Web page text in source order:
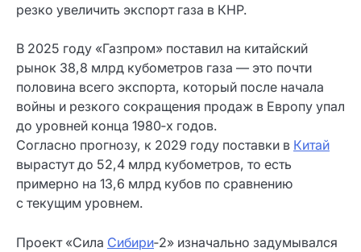
резко увеличить экспорт газа в КНР.
В 2025 году «Газпром» поставил на китайский
рынок 38,8 млрд кубометров газа — это почти
половина всего экспорта, который после начала
войны и резкого сокращения продаж в Европу упал
до уровней конца 1980‑х годов.
Согласно прогнозу, к 2029 году поставки в Китай
вырастут до 52,4 млрд кубометров, то есть
примерно на 13,6 млрд кубов по сравнению
с текущим уровнем.
Проект «Сила Сибири‑2» изначально задумывался